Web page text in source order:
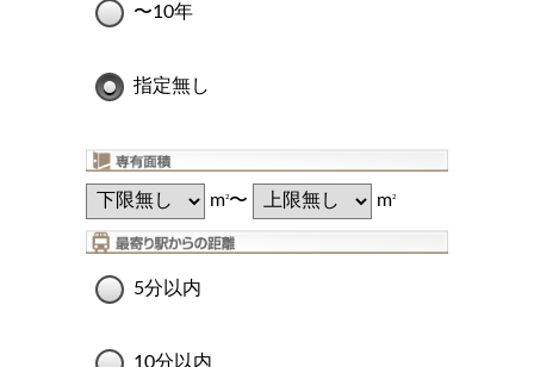
〜10年
指定無し
m2〜 m2
5分以内
10分以内